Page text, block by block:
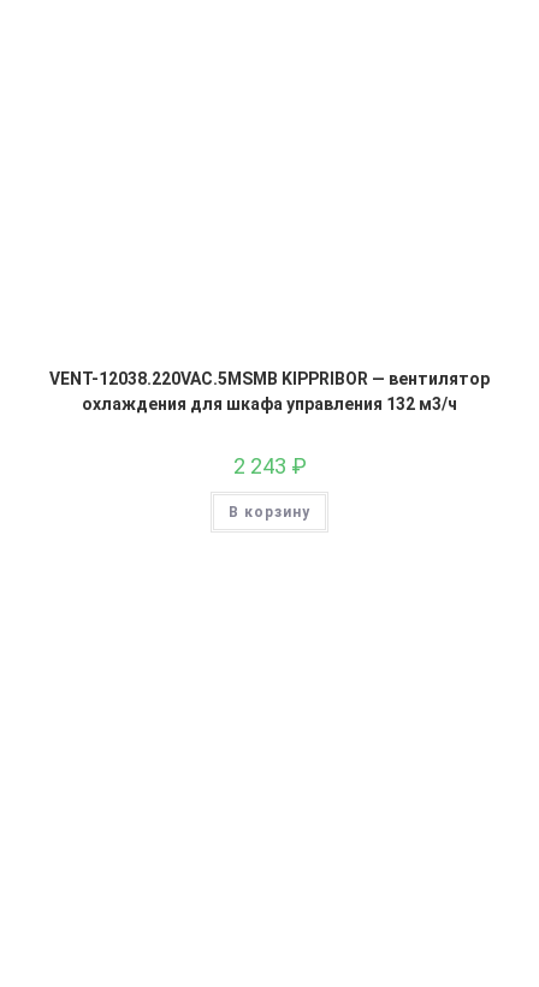
VENT-12038.220VAC.5MSMB KIPPRIBOR — вентилятор
охлаждения для шкафа управления 132 м3/ч
2 243 ₽
В корзину